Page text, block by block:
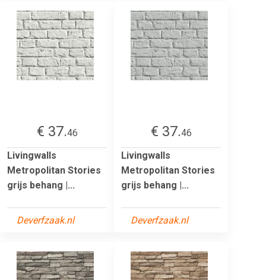
€ 37.46
Livingwalls
Metropolitan Stories
grijs behang |...
Deverfzaak.nl
€ 37.46
Livingwalls
Metropolitan Stories
grijs behang |...
Deverfzaak.nl